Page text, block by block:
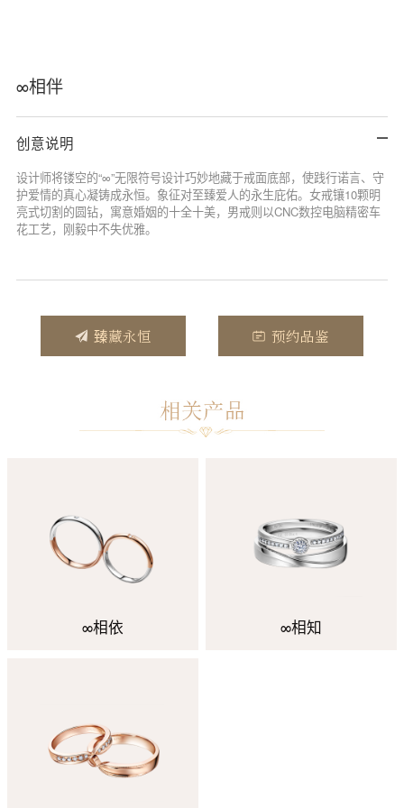
∞相伴
创意说明
设计师将镂空的“∞”无限符号设计巧妙地藏于戒面底部，使践行诺言、守
护爱情的真心凝铸成永恒。象征对至臻爱人的永生庇佑。女戒镶10颗明
亮式切割的圆钻，寓意婚姻的十全十美，男戒则以CNC数控电脑精密车
花工艺，刚毅中不失优雅。
臻藏永恒 预约品鉴
∞相依 ∞相知